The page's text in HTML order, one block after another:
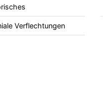
Verflechtungen